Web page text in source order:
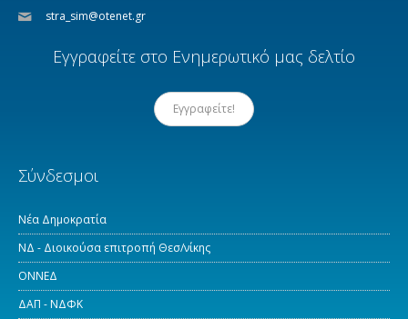
stra_sim@otenet.gr
Εγγραφείτε στο Ενημερωτικό μας δελτίο
Εγγραφείτε!
Σύνδεσμοι
Νέα Δημοκρατία
ΝΔ - Διοικούσα επιτροπή Θεσ/νίκης
ΟΝΝΕΔ
ΔΑΠ - ΝΔΦΚ